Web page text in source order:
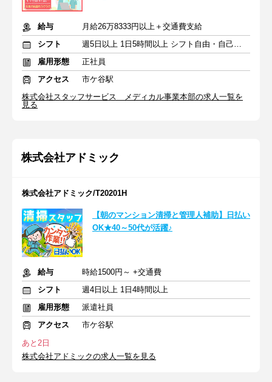
給与
月給26万8333円以上＋交通費支給
シフト
週5日以上 1日5時間以上 シフト自由・自己申告
雇用形態
正社員
アクセス
市ケ谷駅
株式会社スタッフサービス メディカル事業本部の求人一覧を
見る
株式会社アドミック
株式会社アドミック/T20201H
【朝のマンション清掃と管理人補助】日払い
OK★40～50代が活躍♪
給与
時給1500円～ +交通費
シフト
週4日以上 1日4時間以上
雇用形態
派遣社員
アクセス
市ケ谷駅
あと2日
株式会社アドミックの求人一覧を見る